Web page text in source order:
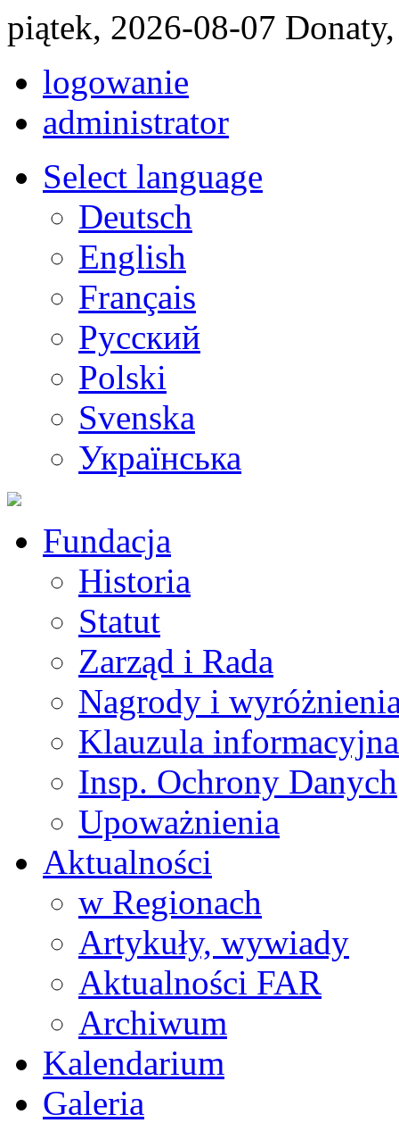
piątek, 2026-08-07
logowanie
administrator
Select language
Deutsch
English
Français
Pусский
Polski
Svenska
Українська
Fundacja
Historia
Statut
Zarząd i Rada
Nagrody i
Klauzula informacyjna
Insp. Ochrony Danych
Upoważnienia
Aktualności
w Regionach
Artykuły, wywiady
Aktualności FAR
Archiwum
Kalendarium
Galeria